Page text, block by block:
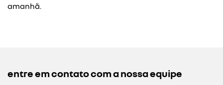
amanhã.
entre em contato com a nossa equipe